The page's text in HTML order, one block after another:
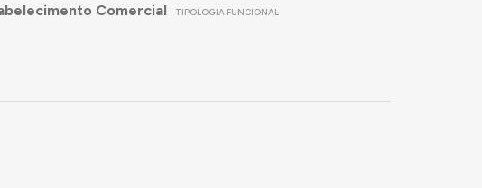
Comercial TIPOLOGIA FUNCIONAL